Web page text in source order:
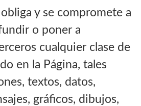
obliga y se compromete a
o poner a
cualquier clase de
en la Página, tales
textos, datos,
gráficos, dibujos,